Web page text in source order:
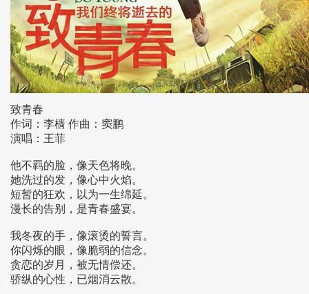
致青春
作词：李樯 作曲：窦鹏
演唱：王菲
他不羁的脸，像天色将晚。
她洗过的发，像心中火焰。
短暂的狂欢，以为一生绵延。
漫长的告别，是青春盛宴。
我冬夜的手，像滚烫的誓言。
你闪烁的眼，像脆弱的信念。
贪恋的岁月，被无情偿还。
骄纵的心性，已烟消云散。